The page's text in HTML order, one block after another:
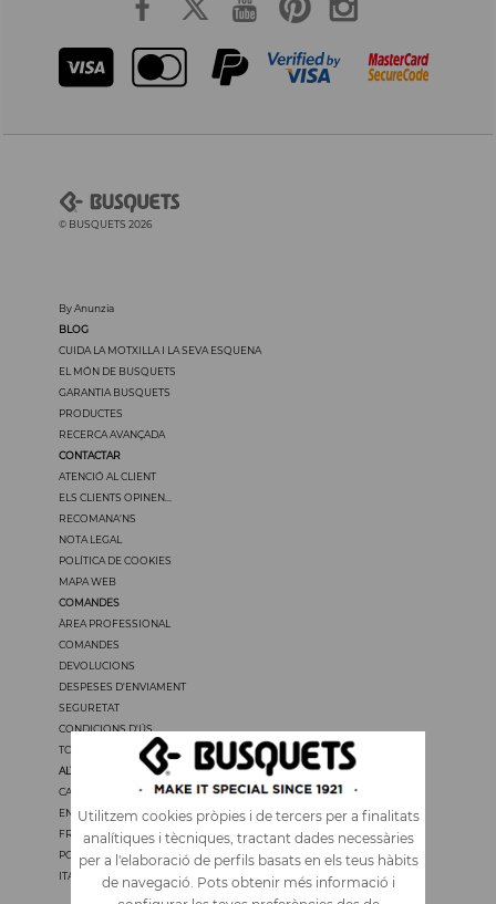
Utilitzem cookies pròpies i de tercers per a finalitats
analítiques i tècniques, tractant dades necessàries
per a l'elaboració de perfils basats en els teus hàbits
de navegació. Pots obtenir més informació i
© BUSQUETS 2026
By Anunzia
BLOG
CUIDA LA MOTXILLA I LA SEVA ESQUENA
EL MÓN DE BUSQUETS
GARANTIA BUSQUETS
PRODUCTES
RECERCA AVANÇADA
CONTACTAR
ATENCIÓ AL CLIENT
ELS CLIENTS OPINEN...
RECOMANA'NS
NOTA LEGAL
POLÍTICA DE COOKIES
MAPA WEB
COMANDES
ÀREA PROFESSIONAL
COMANDES
DEVOLUCIONS
DESPESES D'ENVIAMENT
SEGURETAT
CONDICIONS D'ÚS
TOTS ELS PREUS TENEN IVA
ALTRES IDIOMES
CASTELLANO
ENGLISH
FRANÇAIS
PORTUGUÊS
ITALIANO